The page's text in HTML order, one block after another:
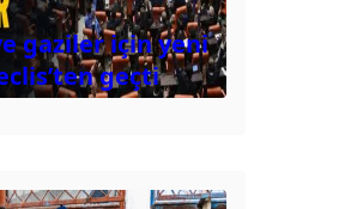
gaziler için yeni
geçti